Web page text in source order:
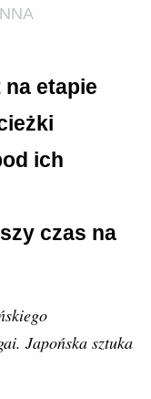
na etapie
ich
czas na
Japońska sztuka